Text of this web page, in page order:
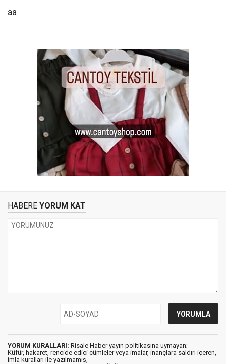
aa
HABERE YORUM KAT
YORUM KURALLARI: Risale Haber yayın politikasına uymayan;
Küfür, hakaret, rencide edici cümleler veya imalar, inançlara saldırı içeren,
imla kuralları ile yazılmamış,